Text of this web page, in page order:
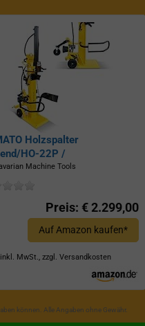
Holzspalter
HO-22P /
Inkl.
Machine Tools
Preis: € 2.299,00
Auf Amazon kaufen*
MwSt., zzgl. Versandkosten
können. Alle Angaben ohne Gewähr.